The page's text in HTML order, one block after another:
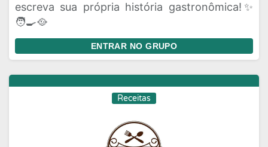
escreva sua própria história gastronômica!✨
🧑‍🍳🥘
ENTRAR NO GRUPO
Receitas